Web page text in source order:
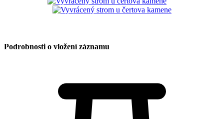
Podrobnosti o vložení záznamu